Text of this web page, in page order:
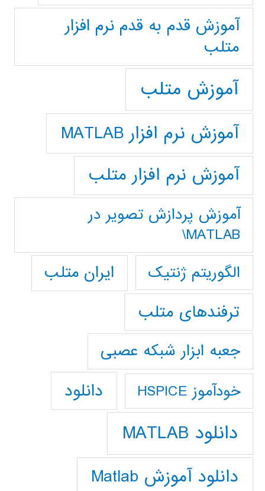
آموزش قدم به قدم نرم افزار
متلب
آموزش متلب
آموزش نرم افزار MATLAB
آموزش نرم افزار متلب
آموزش پردازش تصوير در
MATLAB\
الگوریتم ژنتیک
ایران متلب
ترفندهای متلب
جعبه ابزار شبکه عصبی
خودآموز HSPICE دانلود
دانلود MATLAB
دانلود آموزش Matlab